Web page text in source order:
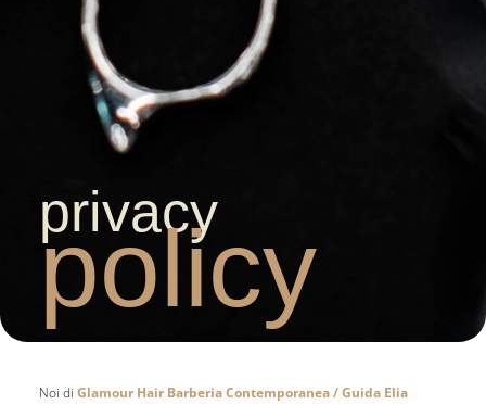
privacy
policy
Noi di Glamour Hair Barberia Contemporanea / Guida Elia